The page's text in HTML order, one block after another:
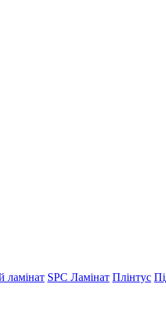
ламінат SPC Ламінат Плінтус